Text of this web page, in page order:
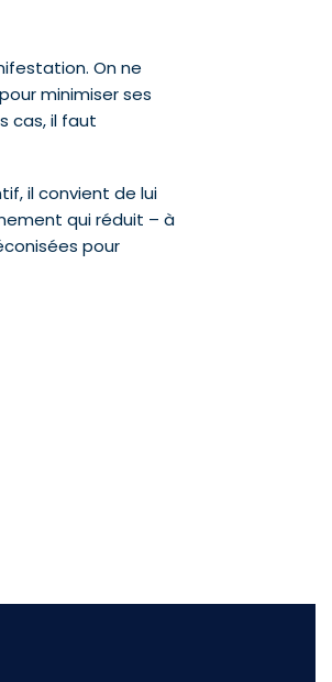
On ne
minimiser ses
cas, il faut
il convient de lui
qui réduit – à
pour